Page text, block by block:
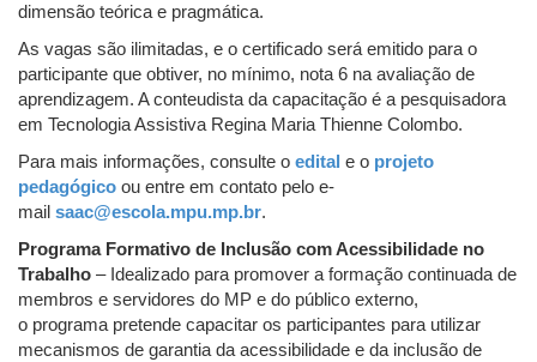
dimensão teórica e pragmática.
As vagas são ilimitadas, e o certificado será emitido para o
participante que obtiver, no mínimo, nota 6 na avaliação de
aprendizagem. A conteudista da capacitação é a pesquisadora
em Tecnologia Assistiva Regina Maria Thienne Colombo.
Para mais informações, consulte o edital e o projeto
pedagógico ou entre em contato pelo e-
mail saac@escola.mpu.mp.br.
Programa Formativo de Inclusão com Acessibilidade no
Trabalho – Idealizado para promover a formação continuada de
membros e servidores do MP e do público externo,
o programa pretende capacitar os participantes para utilizar
mecanismos de garantia da acessibilidade e da inclusão de